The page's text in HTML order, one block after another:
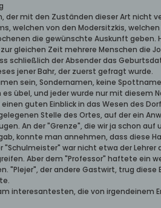
der mit den Zuständen dieser Art nicht
welchen von den Modersitzkis,
die gewünschte Auskunft geben.
gleichen Zeit mehrere Menschen die
schließlich der Absender das
jener Bahr, der zuerst gefragt wurde.
sein, Sondernamen, keine
übel, und jeder wurde nur mit diesem
guten Einblick in das Wesen des
Stelle des Ortes, auf der ein
An der "Grenze", die wir ja schon
konnte man annehmen, dass diese
war nicht etwa der
Aber dem "Professor" haftete ein
"Plejer", der andere Gastwirt, trug
interesantesten, die von irgendeinem